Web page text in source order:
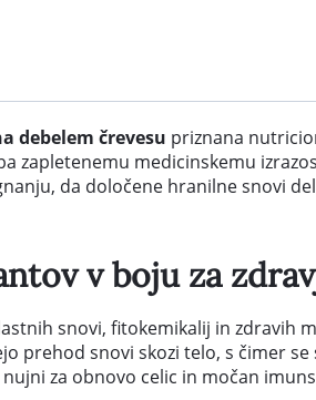
debelem črevesu priznana
zapletenemu medicinskemu
da določene hranilne snovi
v boju za
snovi, fitokemikalij in zdravih
prehod snovi skozi telo, s čimer
za obnovo celic in močan